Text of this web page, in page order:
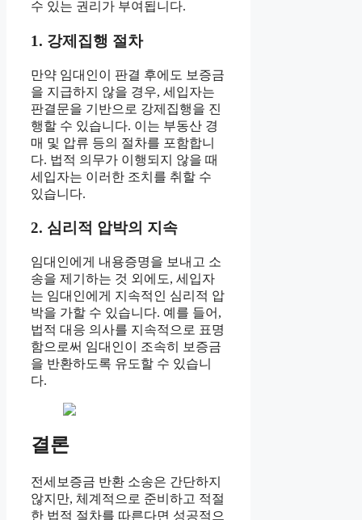
수 있는 권리가 부여됩니다.
1. 강제집행 절차
만약 임대인이 판결 후에도 보증금
을 지급하지 않을 경우, 세입자는
판결문을 기반으로 강제집행을 진
행할 수 있습니다. 이는 부동산 경
매 및 압류 등의 절차를 포함합니
다. 법적 의무가 이행되지 않을 때
세입자는 이러한 조치를 취할 수
있습니다.
2. 심리적 압박의 지속
임대인에게 내용증명을 보내고 소
송을 제기하는 것 외에도, 세입자
는 임대인에게 지속적인 심리적 압
박을 가할 수 있습니다. 예를 들어,
법적 대응 의사를 지속적으로 표명
함으로써 임대인이 조속히 보증금
을 반환하도록 유도할 수 있습니
다.
결론
전세보증금 반환 소송은 간단하지
않지만, 체계적으로 준비하고 적절
한 법적 절차를 따른다면 성공적으